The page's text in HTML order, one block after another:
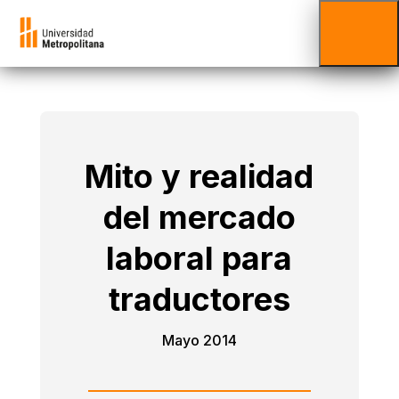
Mito y realidad
del mercado
laboral para
traductores
Mayo 2014